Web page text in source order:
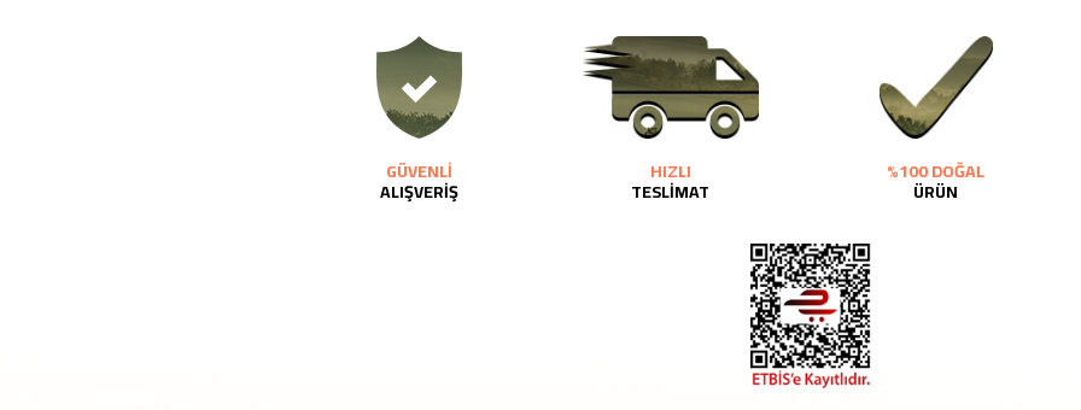
GÜVENLİ
ALIŞVERİŞ
HIZLI
TESLİMAT
%100 DOĞAL
ÜRÜN